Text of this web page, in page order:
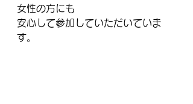
女性の方にも
安心して参加していただいていま
す。